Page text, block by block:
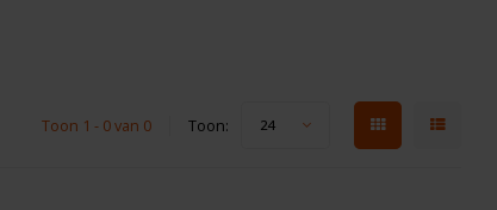
Toon 1 - 0 van 0 Toon: 24